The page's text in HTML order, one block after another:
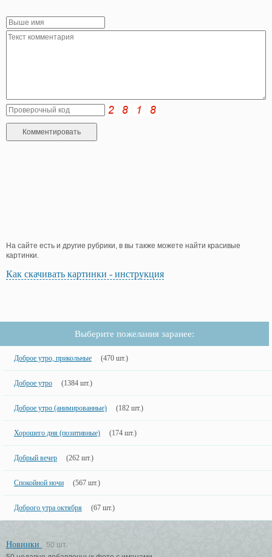
На сайте есть и другие рубрики, в вы также можете найти красивые
картинки.
Как скачивать картинки - инструкция
Выберите пожелания заранее:
Доброе утро, прикольные (470 шт.)
Доброе утро (1384 шт.)
Доброе утро (анимированные) (182 шт.)
Хорошего дня (позитивные) (174 шт.)
Добрый вечер (262 шт.)
Спокойной ночи (567 шт.)
Доброго утра октября (67 шт.)
Новинки
50 шт.